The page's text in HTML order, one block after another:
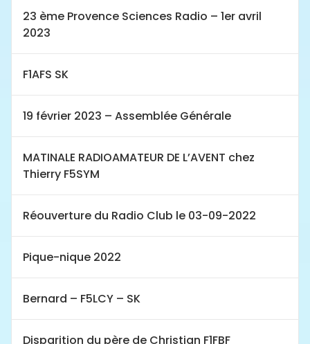
23 ème Provence Sciences Radio – 1er avril
2023
F1AFS SK
19 février 2023 – Assemblée Générale
MATINALE RADIOAMATEUR DE L’AVENT chez
Thierry F5SYM
Réouverture du Radio Club le 03-09-2022
Pique-nique 2022
Bernard – F5LCY – SK
Disparition du père de Christian F1FBF